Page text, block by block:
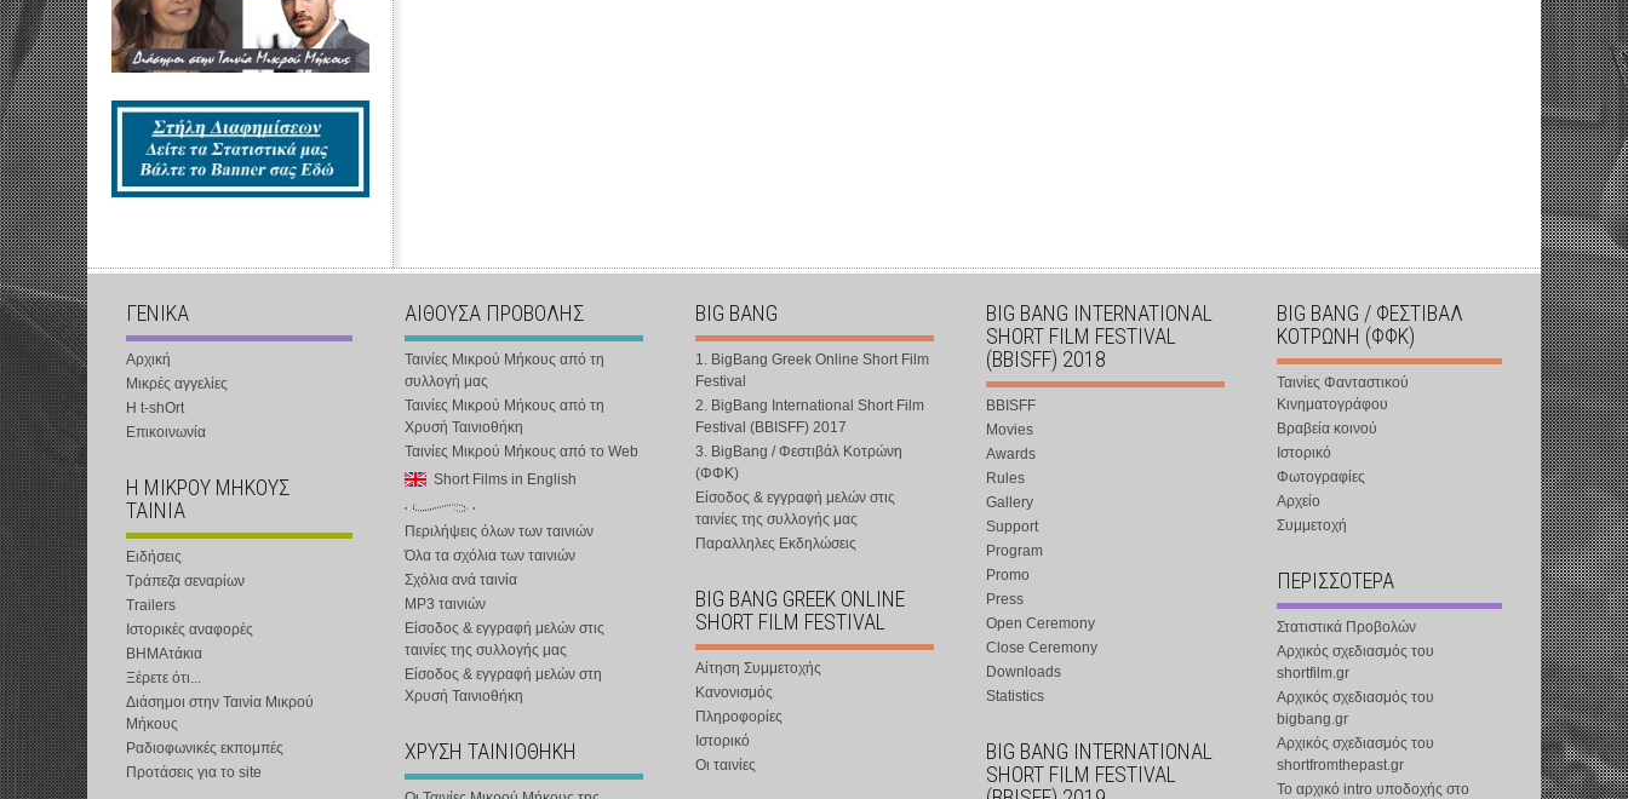
ΓΕΝΙΚΑ
Αρχική
Μικρές αγγελίες
Η t-shOrt
Επικοινωνία
Η ΜΙΚΡΟΥ ΜΗΚΟΥΣ
ΤΑΙΝΙΑ
Ειδήσεις
Τράπεζα σεναρίων
Trailers
Ιστορικές αναφορές
ΒΗΜΑτάκια
Ξέρετε ότι...
Διάσημοι στην Ταινία Μικρού
Μήκους
Ραδιοφωνικές εκπομπές
Προτάσεις για το site
ΑΙΘΟΥΣΑ ΠΡΟΒΟΛΗΣ
Ταινίες Μικρού Μήκους από τη
συλλογή μας
Ταινίες Μικρού Μήκους από τη
Χρυσή Ταινιοθήκη
Ταινίες Μικρού Μήκους από το Web
Short Films in English
Περιλήψεις όλων των ταινιών
Όλα τα σχόλια των ταινιών
Σχόλια ανά ταινία
MP3 ταινιών
Είσοδος & εγγραφή μελών στις
ταινίες της συλλογής μας
Είσοδος & εγγραφή μελών στη
Χρυσή Ταινιοθήκη
ΧΡΥΣΗ ΤΑΙΝΙΟΘΗΚΗ
BIG BANG
1. BigBang Greek Online Short Film
Festival
2. BigBang International Short Film
Festival (BBISFF) 2017
3. BigBang / Φεστιβάλ Κοτρώνη
(ΦΦΚ)
Είσοδος & εγγραφή μελών στις
ταινίες της συλλογής μας
Παραλληλες Εκδηλώσεις
BIG BANG GREEK ONLINE
SHORT FILM FESTIVAL
Αίτηση Συμμετοχής
Κανονισμός
Πληροφορίες
Ιστορικό
Οι ταινίες
BIG BANG INTERNATIONAL
SHORT FILM FESTIVAL
(BBISFF) 2018
BBISFF
Movies
Awards
Rules
Gallery
Support
Program
Promo
Press
Open Ceremony
Close Ceremony
Downloads
Statistics
BIG BANG INTERNATIONAL
SHORT FILM FESTIVAL
BIG BANG / ΦΕΣΤΙΒΑΛ
ΚΟΤΡΩΝΗ (ΦΦΚ)
Ταινίες Φανταστικού
Κινηματογράφου
Βραβεία κοινού
Ιστορικό
Φωτογραφίες
Αρχείο
Συμμετοχή
ΠΕΡΙΣΣΟΤΕΡΑ
Στατιστικά Προβολών
Αρχικός σχεδιασμός του
shortfilm.gr
Αρχικός σχεδιασμός του
bigbang.gr
Αρχικός σχεδιασμός του
shortfromthepast.gr
Το αρχικό intro υποδοχής στο